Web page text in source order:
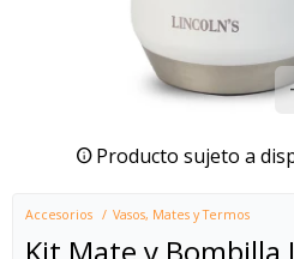
Producto sujeto a
Accesorios Vasos, Mates y Termos